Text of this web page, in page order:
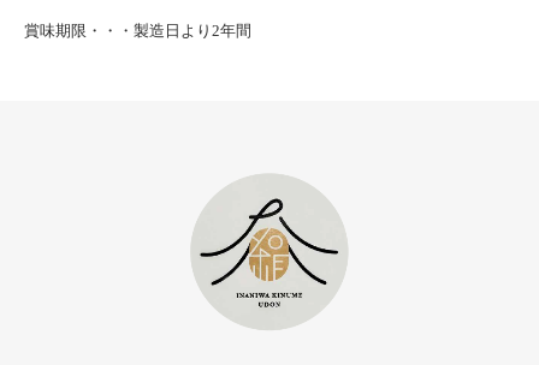
賞味期限・・・製造日より2年間